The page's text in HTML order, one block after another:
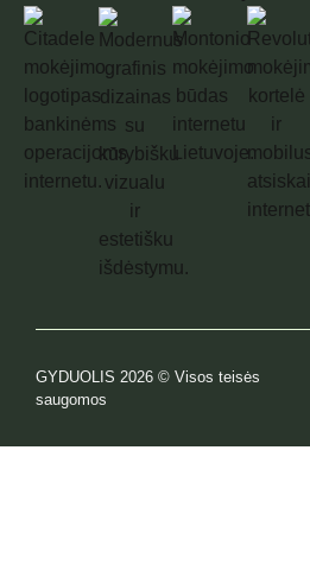
GYDUOLIS 2026 © Visos teisės
saugomos